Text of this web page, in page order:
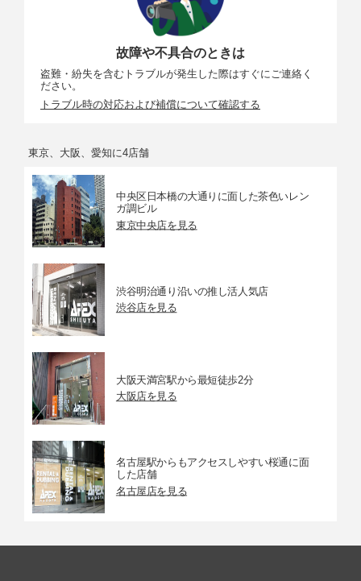
故障や不具合のときは
盗難・紛失を含むトラブルが発生した際はすぐにご連絡く
ださい。
トラブル時の対応および補償について確認する
東京、大阪、愛知に4店舗
中央区日本橋の大通りに面した茶色いレン
ガ調ビル
東京中央店を見る
渋谷明治通り沿いの推し活人気店
渋谷店を見る
大阪天満宮駅から最短徒歩2分
大阪店を見る
名古屋駅からもアクセスしやすい桜通に面
した店舗
名古屋店を見る